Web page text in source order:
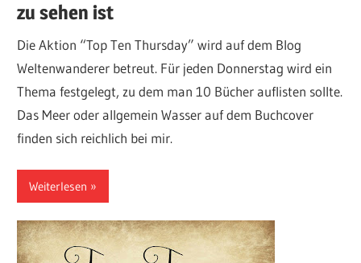
zu sehen ist
Die Aktion “Top Ten Thursday” wird auf dem Blog
Weltenwanderer betreut. Für jeden Donnerstag wird ein
Thema festgelegt, zu dem man 10 Bücher auflisten sollte.
Das Meer oder allgemein Wasser auf dem Buchcover
finden sich reichlich bei mir.
Weiterlesen